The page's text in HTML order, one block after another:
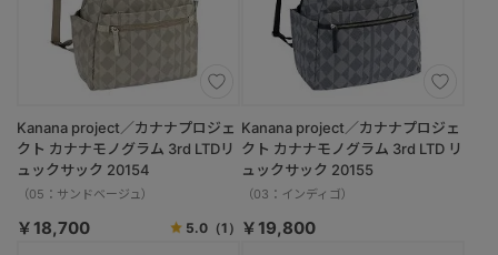
Kanana project／カナナプロジェ
クト カナナモノグラム 3rd LTDリ
ュックサック 20154
（05：サンドベージュ）
￥18,700 5.0（1）
Kanana project／カナナプロジェ
クト カナナモノグラム 3rd LTD リ
ュックサック 20155
（03：インディゴ）
￥19,800